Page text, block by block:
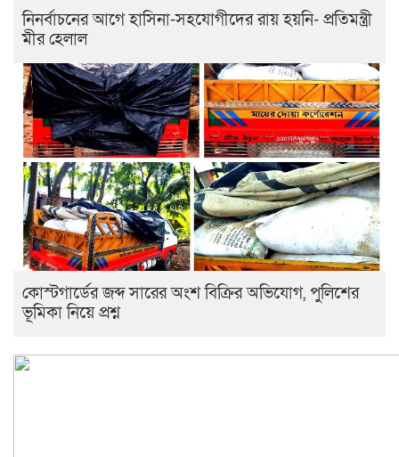
নিনর্বাচনের আগে হাসিনা-সহযোগীদের রায় হয়নি- প্রতিমন্ত্রী
মীর হেলাল
কোস্টগার্ডের জব্দ সারের অংশ বিক্রির অভিযোগ, পুলিশের
ভূমিকা নিয়ে প্রশ্ন